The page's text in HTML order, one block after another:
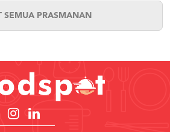
SEMUA PRASMANAN